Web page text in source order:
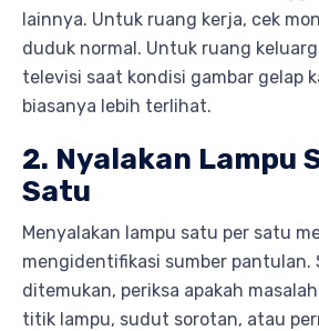
lainnya. Untuk ruang kerja, cek
duduk normal. Untuk ruang
televisi saat kondisi gambar gelap
biasanya lebih terlihat.
2. Nyalakan Lampu
Satu
Menyalakan lampu satu per satu
mengidentifikasi sumber pantulan.
ditemukan, periksa apakah
titik lampu, sudut sorotan, atau